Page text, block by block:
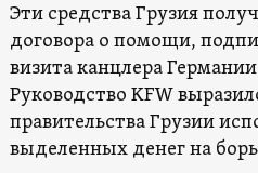
Эти средства Грузия
договора о помощи,
визита канцлера
Руководство KFW
правительства Грузии
выделенных денег на